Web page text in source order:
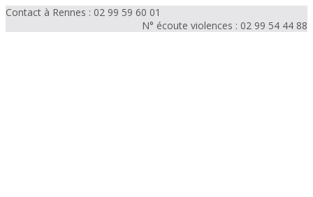
Contact à Rennes : 02 99 59 60 01
N° écoute violences : 02 99 54 44 88